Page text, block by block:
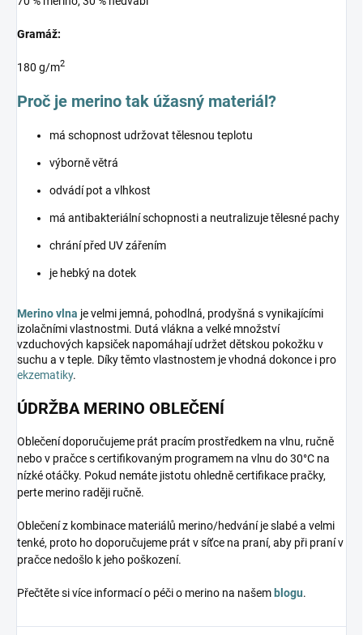
Gramáž:
180 g/m2
Proč je merino tak úžasný materiál?
má schopnost udržovat tělesnou teplotu
výborně větrá
odvádí pot a vlhkost
má antibakteriální schopnosti a neutralizuje tělesné pachy
chrání před UV zářením
je hebký na dotek
Merino vlna je velmi jemná, pohodlná, prodyšná s vynikajícími
izolačními vlastnostmi. Dutá vlákna a velké množství
vzduchových kapsiček napomáhají udržet dětskou pokožku v
suchu a v teple. Díky těmto vlastnostem je vhodná dokonce i pro
ekzematiky.
ÚDRŽBA MERINO OBLEČENÍ
Oblečení doporučujeme prát pracím prostředkem na vlnu, ručně
nebo v pračce s certifikovaným programem na vlnu do 30°C na
nízké otáčky. Pokud nemáte jistotu ohledně certifikace pračky,
perte merino raději ručně.
Oblečení z kombinace materiálů merino/hedvání je slabé a velmi
tenké, proto ho doporučujeme prát v síťce na praní, aby při praní v
pračce nedošlo k jeho poškození.
Přečtěte si více informací o péči o merino na našemblogu.